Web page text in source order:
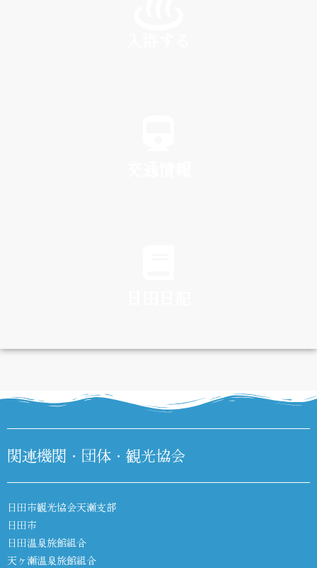
DIARY
関連機関・団体・観光協会
日田市観光協会天瀬支部
日田市
日田温泉旅館組合
天ヶ瀬温泉旅館組合